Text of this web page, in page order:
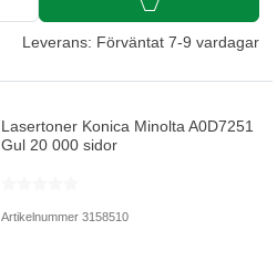
Leverans: Förväntat 7-9 vardagar
Lasertoner Konica Minolta A0D7251
Gul 20 000 sidor
Artikelnummer 3158510